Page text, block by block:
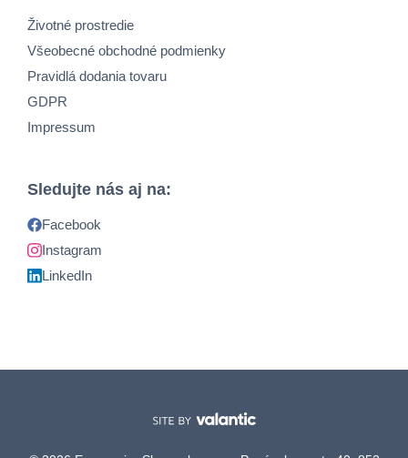
Životné prostredie
Všeobecné obchodné podmienky
Pravidlá dodania tovaru
GDPR
Impressum
Sledujte nás aj na:
Facebook
Instagram
LinkedIn